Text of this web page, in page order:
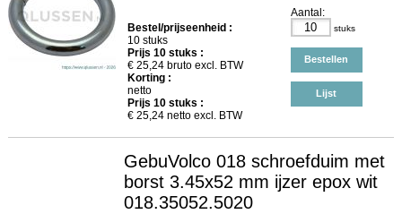
Bestel/prijseenheid :
10 stuks
Prijs 10stuks :
€ 25,24bruto excl. BTW
Korting :
netto
Prijs 10stuks :
€ 25,24netto excl. BTW
Aantal:
stuks
Bestellen
Lijst
GebuVolco 018 schroefduim met
borst 3.45x52 mm ijzer epox wit
018.35052.5020